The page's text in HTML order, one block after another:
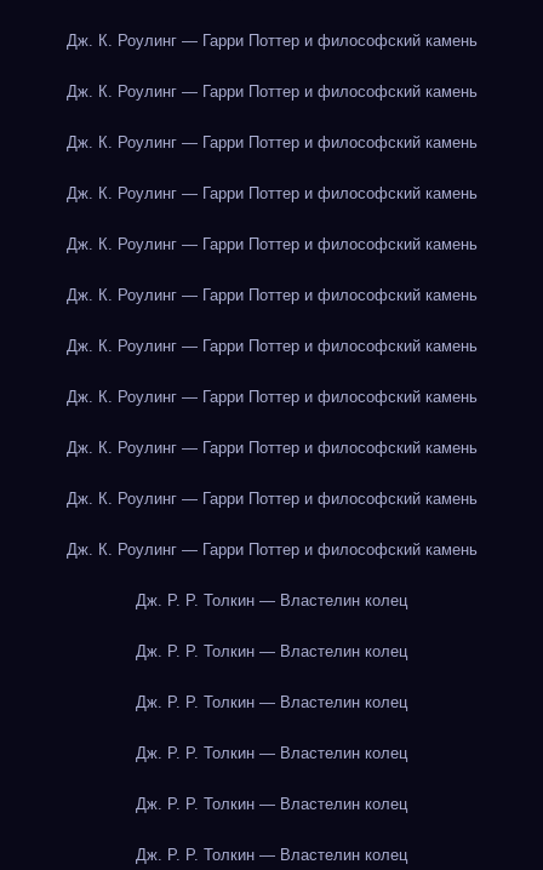
Дж. К. Роулинг — Гарри Поттер и философский камень
Дж. К. Роулинг — Гарри Поттер и философский камень
Дж. К. Роулинг — Гарри Поттер и философский камень
Дж. К. Роулинг — Гарри Поттер и философский камень
Дж. К. Роулинг — Гарри Поттер и философский камень
Дж. К. Роулинг — Гарри Поттер и философский камень
Дж. К. Роулинг — Гарри Поттер и философский камень
Дж. К. Роулинг — Гарри Поттер и философский камень
Дж. К. Роулинг — Гарри Поттер и философский камень
Дж. К. Роулинг — Гарри Поттер и философский камень
Дж. К. Роулинг — Гарри Поттер и философский камень
Дж. Р. Р. Толкин — Властелин колец
Дж. Р. Р. Толкин — Властелин колец
Дж. Р. Р. Толкин — Властелин колец
Дж. Р. Р. Толкин — Властелин колец
Дж. Р. Р. Толкин — Властелин колец
Дж. Р. Р. Толкин — Властелин колец